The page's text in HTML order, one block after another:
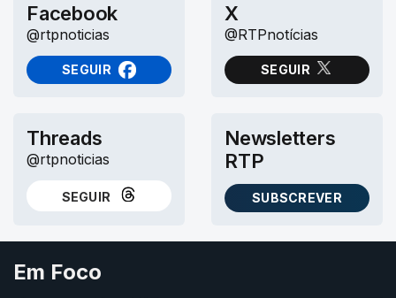
Facebook
@rtpnoticias
SEGUIR
NO FACEBOOK
X
@RTPnotícias
SEGUIR
NO X (TWITTER)
Threads
@rtpnoticias
SEGUIR
NO THREADS
Newsletters
RTP
SUBSCREVER
AS NEWSLETTERS RTP
Em Foco